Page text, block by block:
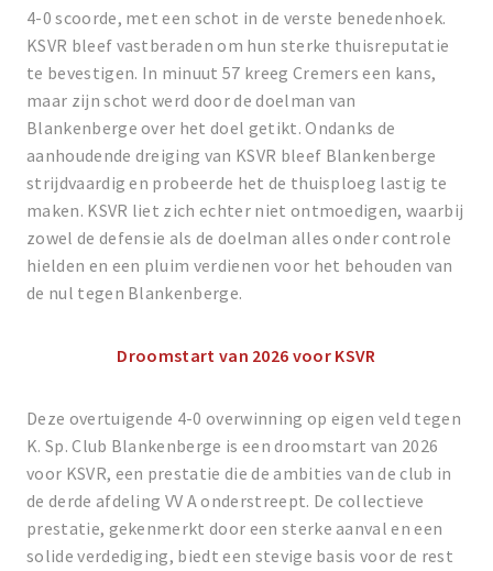
4-0 scoorde, met een schot in de verste benedenhoek.
KSVR bleef vastberaden om hun sterke thuisreputatie
te bevestigen. In minuut 57 kreeg Cremers een kans,
maar zijn schot werd door de doelman van
Blankenberge over het doel getikt. Ondanks de
aanhoudende dreiging van KSVR bleef Blankenberge
strijdvaardig en probeerde het de thuisploeg lastig te
maken. KSVR liet zich echter niet ontmoedigen, waarbij
zowel de defensie als de doelman alles onder controle
hielden en een pluim verdienen voor het behouden van
de nul tegen Blankenberge.
Droomstart van 2026 voor KSVR
Deze overtuigende 4-0 overwinning op eigen veld tegen
K. Sp. Club Blankenberge is een droomstart van 2026
voor KSVR, een prestatie die de ambities van de club in
de derde afdeling VV A onderstreept. De collectieve
prestatie, gekenmerkt door een sterke aanval en een
solide verdediging, biedt een stevige basis voor de rest